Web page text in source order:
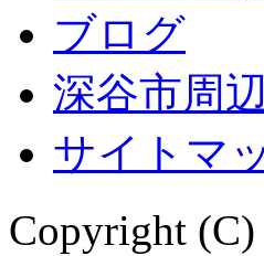
ブログ
深谷市周
サイトマ
Copyright